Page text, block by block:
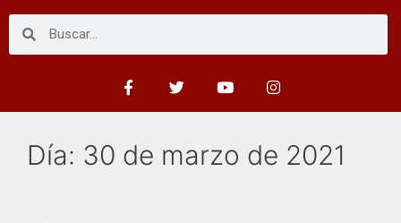
Día: 30 de marzo de 2021